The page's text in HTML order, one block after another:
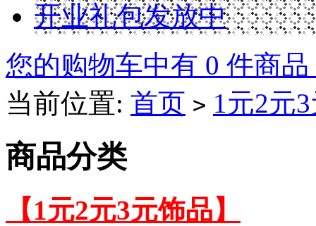
开业礼包发放中
您的购物车中有 0 件商
当前位置: 首页 > 1元2元
商品分类
【1元2元3元饰品】